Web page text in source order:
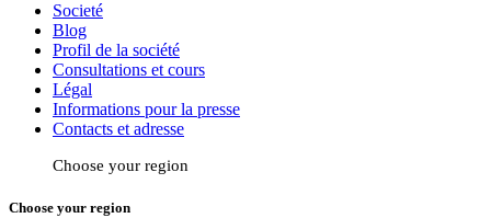
Societé
Blog
Profil de la société
Consultations et cours
Légal
Informations pour la presse
Contacts et adresse
Choose your region
Choose your region